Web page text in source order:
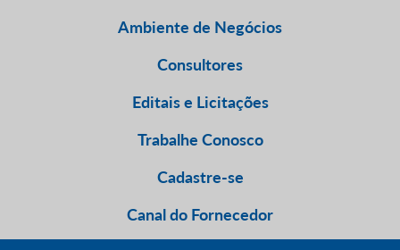
Ambiente de Negócios
Consultores
Editais e Licitações
Trabalhe Conosco
Cadastre-se
Canal do Fornecedor